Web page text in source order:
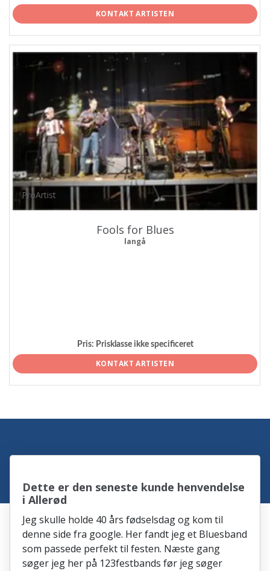
KONTAKT ARTISTEN
ProArtist
Fools for Blues
langå
Pris: Prisklasse ikke specificeret
KONTAKT ARTISTEN
Dette er den seneste kunde henvendelse
i Allerød
Jeg skulle holde 40 års fødselsdag og kom til
denne side fra google. Her fandt jeg et Bluesband
som passede perfekt til festen. Næste gang
søger jeg her på 123festbands før jeg søger